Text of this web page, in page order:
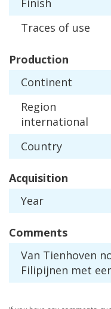
Traces of use
Production
Continent
Region
international
Country
Acquisition
Year
Comments
Van Tienhoven
Filipijnen met